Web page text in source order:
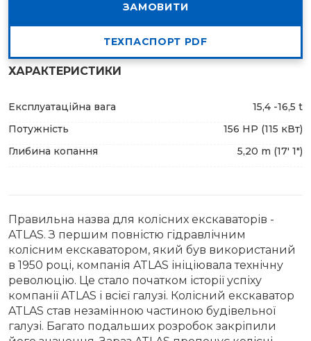
ЗАМОВИТИ
ТЕХПАСПОРТ PDF
ХАРАКТЕРИСТИКИ
Експлуатаційна вага
15,4 -16,5 t
Потужність
156 HP (115 кВт)
Глибина копання
5,20 m (17′ 1″)
Правильна назва для колісних екскаваторів -
ATLAS. З першим повністю гідравлічним
колісним екскаватором, який був використаний
в 1950 році, компанія ATLAS ініціювала технічну
революцію. Це стало початком історії успіху
компанії ATLAS і всієї галузі. Колісний екскаватор
ATLAS став незамінною частиною будівельної
галузі. Багато подальших розробок закріпили